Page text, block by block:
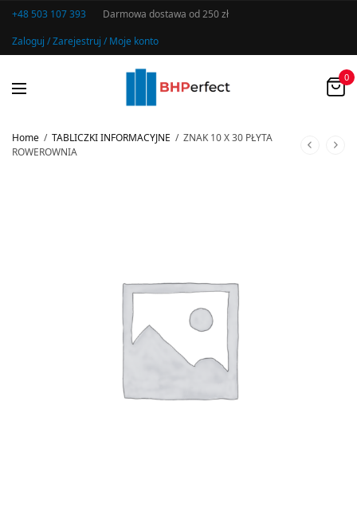
+48 503 107 393 Darmowa dostawa od 250 zł
Zaloguj / Zarejestruj / Moje konto
0
Home / TABLICZKI INFORMACYJNE / ZNAK 10 X 30 PŁYTA
ROWEROWNIA